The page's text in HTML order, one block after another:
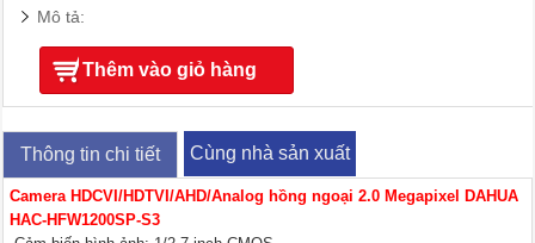
Mô tả:
Thêm vào giỏ hàng
Thông tin chi tiết Cùng nhà sản xuất
Camera HDCVI/HDTVI/AHD/Analog hồng ngoại 2.0 Megapixel DAHUA
HAC-HFW1200SP-S3